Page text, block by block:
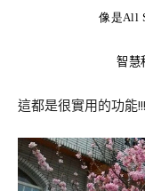
像是All
智慧
這都是很實用的功能!!!